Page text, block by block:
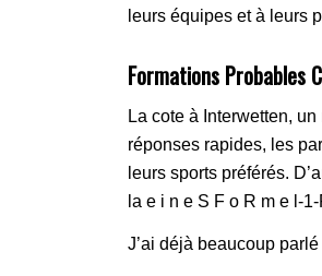
leurs équipes et à leurs
Formations Probables
La cote à Interwetten,
réponses rapides, les
leurs sports préférés.
la e i n e S F o R m e l-
J’ai déjà beaucoup